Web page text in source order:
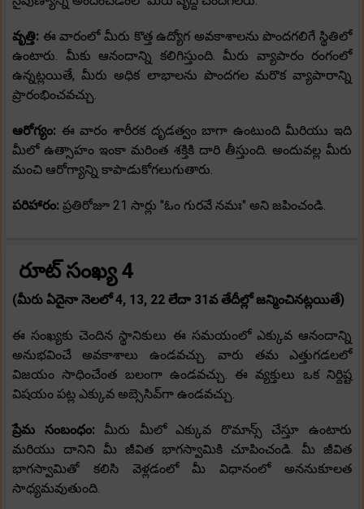
వృత్తి: ఈ వారంలో మీరు కొత్త ఉద్యోగ అవకాశాలను పొందగలిగే స్థితిలో
ఉంటారు. మీకు ఆనందాన్ని కలిగిస్తుంది. మీరు వ్యాపారం రంగంలో
ఉన్నట్లయితే, మీరు అధిక లాభాలను పొందగల మరొక వ్యాపారాన్ని
ప్రారంభించవచ్చు.
ఆరోగ్యం: ఈ వారం శారీరక దృడత్వం బాగా ఉంటుంది మీరియు ఇది
మీలో ఉత్సాహం ఇంకా మరింత శక్తికి దారి తీస్తుంది. అందువల్ల మీరు
మంచి ఆరోగ్యాన్ని కాపాడుకోగలుగుతారు.
పరిహారం: ప్రతిరోజూ 21 సార్లు "ఓం గురవే నమః" అని జపించండి.
రూట్ సంఖ్య 4
(మీరు ఏదైనా నెలలో 4, 13, 22 లేదా 31వ తేదీల్లో జన్మించినట్లయితే)
ఈ సంఖ్యకు చెందిన స్థానికులు ఈ సమయంలో ఎక్కువ ఆనందాన్ని
అనుభవించే అవకాశాలు ఉండవచ్చు. వారు తమ ఎత్తుగడలలో
విజయం సాధించేంత బలంగా ఉండవచ్చు. ఈ వ్యక్తులు ఒక నిర్దిష్ట
విషయం పట్ల ఎక్కువ అబ్సెసివ్‌గా ఉండవచ్చు.
ప్రేమ సంబంధం:మీరు మీలో ఎక్కువ రొమాన్స్ చేస్తూ ఉంటారు
మరియు దానిని మీ జీవిత భాగస్వామికి చూపించండి. మీ జీవిత
భాగస్వామితో కలిసి వెళ్లడంలో మీ విధానంలో అననుకూలత
సాధ్యమవుతుంది.